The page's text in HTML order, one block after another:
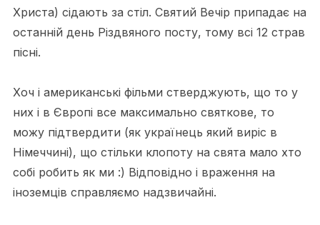
Христа) сідають за стіл. Святий Вечір припадає на
останній день Різдвяного посту, тому всі 12 страв
пісні.
Хоч і американські фільми стверджують, що то у
них і в Європі все максимально святкове, то
можу підтвердити (як українець який виріс в
Німеччині), що стільки клопоту на свята мало хто
собі робить як ми :) Відповідно і враження на
іноземців справляємо надзвичайні.